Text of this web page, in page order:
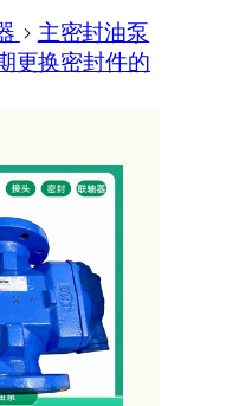
> 主密封油泵
更换密封件的